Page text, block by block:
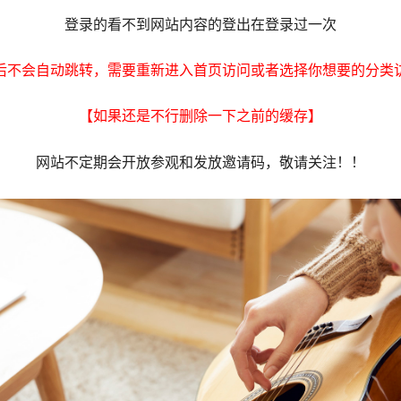
登录的看不到网站内容的登出在登录过一次
不会自动跳转，需要重新进入首页访问或者选择你想要的分类
【如果还是不行删除一下之前的缓存】
网站不定期会开放参观和发放邀请码，敬请关注！！